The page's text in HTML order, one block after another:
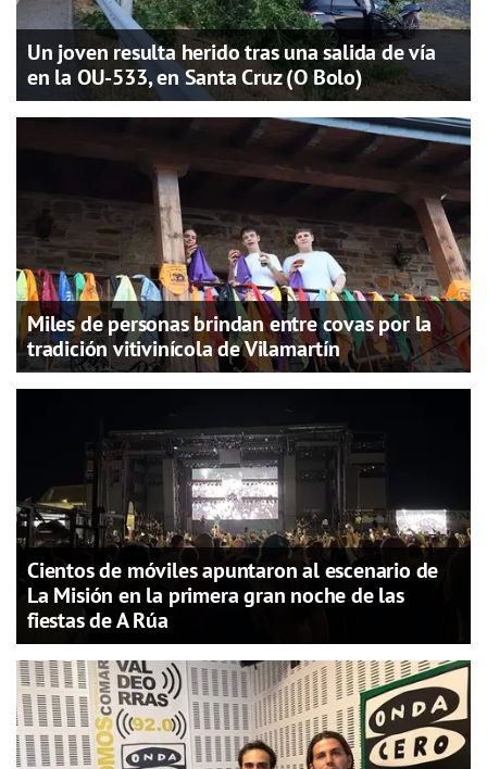
Un joven resulta herido tras una salida de vía
en la OU-533, en Santa Cruz (O Bolo)
Miles de personas brindan entre covas por la
tradición vitivinícola de Vilamartín
Cientos de móviles apuntaron al escenario de
La Misión en la primera gran noche de las
fiestas de A Rúa